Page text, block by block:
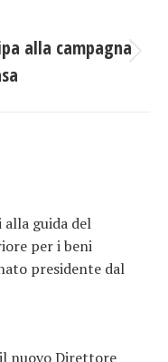
alla campagna
guida del
per i beni
presidente dal
nuovo Direttore